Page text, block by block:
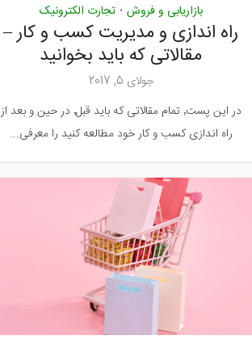
بازاریابی و فروش • تجارت الکترونیک
راه اندازی و مدیریت کسب و کار –
مقالاتی که باید بخوانید
جولای 5, 2017
در این پست٬ تمام مقالاتی که باید قبل٬ در حین و بعد از
راه اندازی کسب و کار خود مطالعه کنید را معرفی...